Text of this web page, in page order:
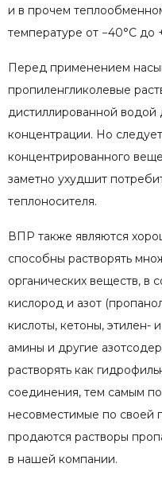
и в прочем
температуре от −40°C до
Перед применением
пропиленгликолевые
дистиллированной
концентрации. Но
концентрированного
заметно ухудшит
теплоносителя.
ВПР также являются
способны растворять
органических веществ, в
кислород и азот
кислоты, кетоны, этилен-
амины и другие
растворять как
соединения, тем самым
несовместимые по своей
продаются растворы
в нашей компании.